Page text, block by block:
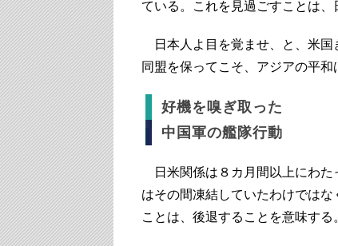
ている。これを見過ごすことは、
日本人よ目を覚ませ、と、米国
同盟を保ってこそ、アジアの平和
好機を嗅ぎ取った
中国軍の艦隊行動
日米関係は８カ月間以上にわた
はその間凍結していたわけでは
ことは、後退することを意味する